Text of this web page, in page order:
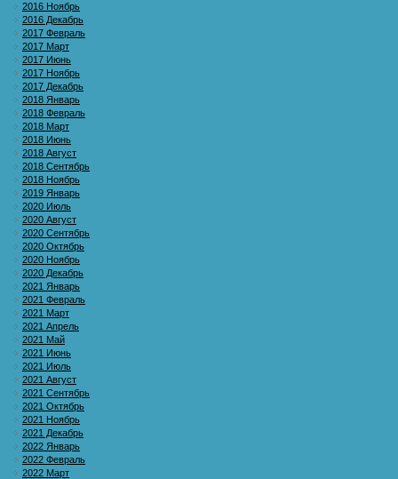
2016 Ноябрь
2016 Декабрь
2017 Февраль
2017 Март
2017 Июнь
2017 Ноябрь
2017 Декабрь
2018 Январь
2018 Февраль
2018 Март
2018 Июнь
2018 Август
2018 Сентябрь
2018 Ноябрь
2019 Январь
2020 Июль
2020 Август
2020 Сентябрь
2020 Октябрь
2020 Ноябрь
2020 Декабрь
2021 Январь
2021 Февраль
2021 Март
2021 Апрель
2021 Май
2021 Июнь
2021 Июль
2021 Август
2021 Сентябрь
2021 Октябрь
2021 Ноябрь
2021 Декабрь
2022 Январь
2022 Февраль
2022 Март